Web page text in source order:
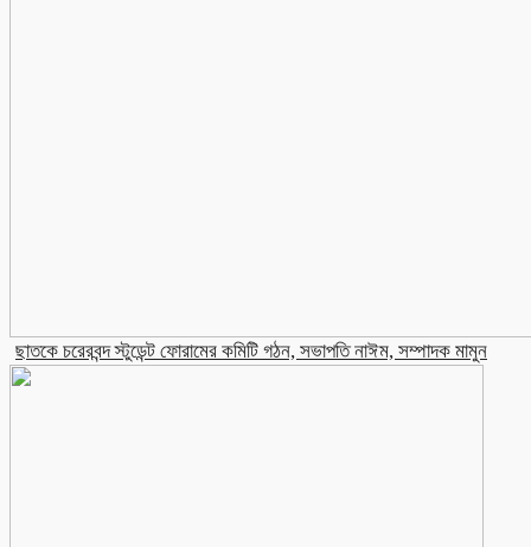
ছাতকে চরেরবন্দ স্টুডেন্ট ফোরামের কমিটি গঠন, সভাপতি নাঈম, সম্পাদক মামুন